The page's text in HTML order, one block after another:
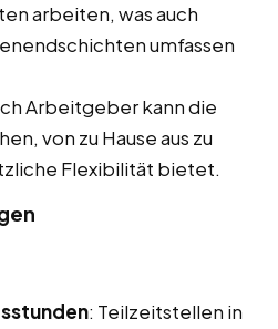
arbeiten, was auch
umfassen
Arbeitgeber kann die
von zu Hause aus zu
Flexibilität bietet.
: Teilzeitstellen in